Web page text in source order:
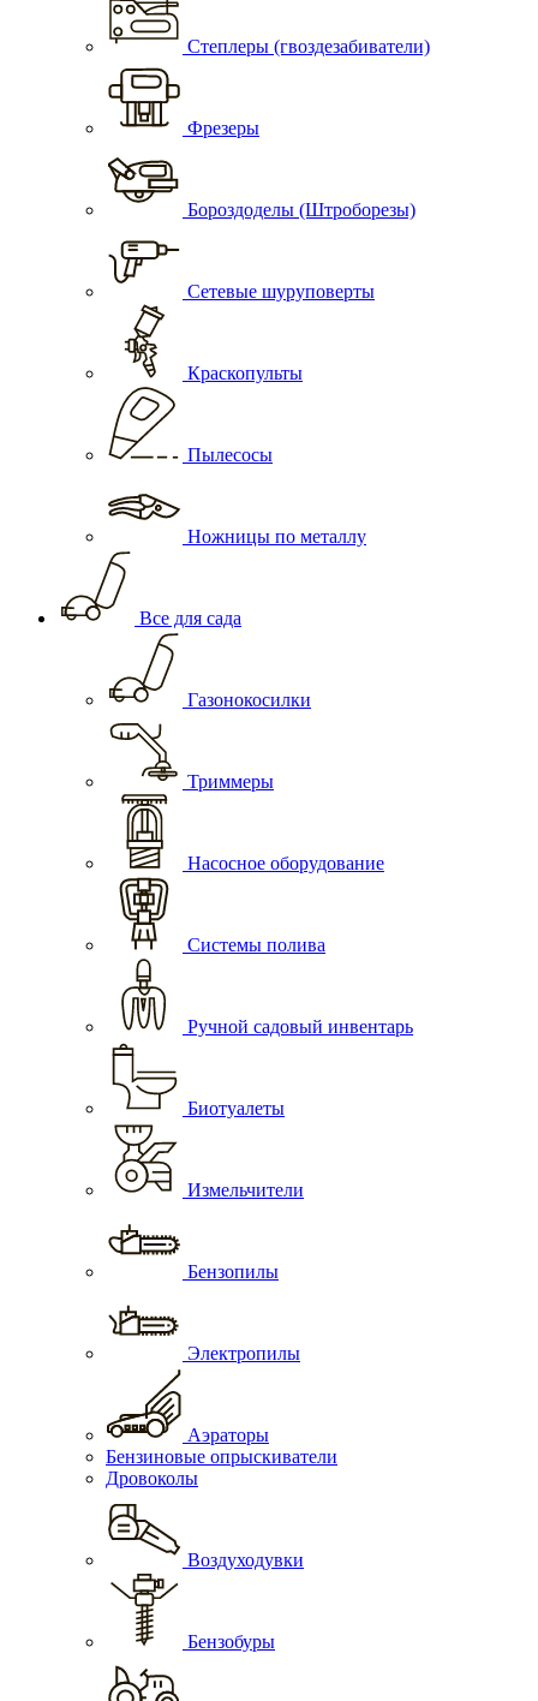
Степлеры (гвоздезабиватели)
Фрезеры
Бороздоделы (Штроборезы)
Сетевые шуруповерты
Краскопульты
Пылесосы
Ножницы по металлу
Все для сада
Газонокосилки
Триммеры
Насосное оборудование
Системы полива
Ручной садовый инвентарь
Биотуалеты
Измельчители
Бензопилы
Электропилы
Аэраторы
Бензиновые опрыскиватели
Дровоколы
Воздуходувки
Бензобуры